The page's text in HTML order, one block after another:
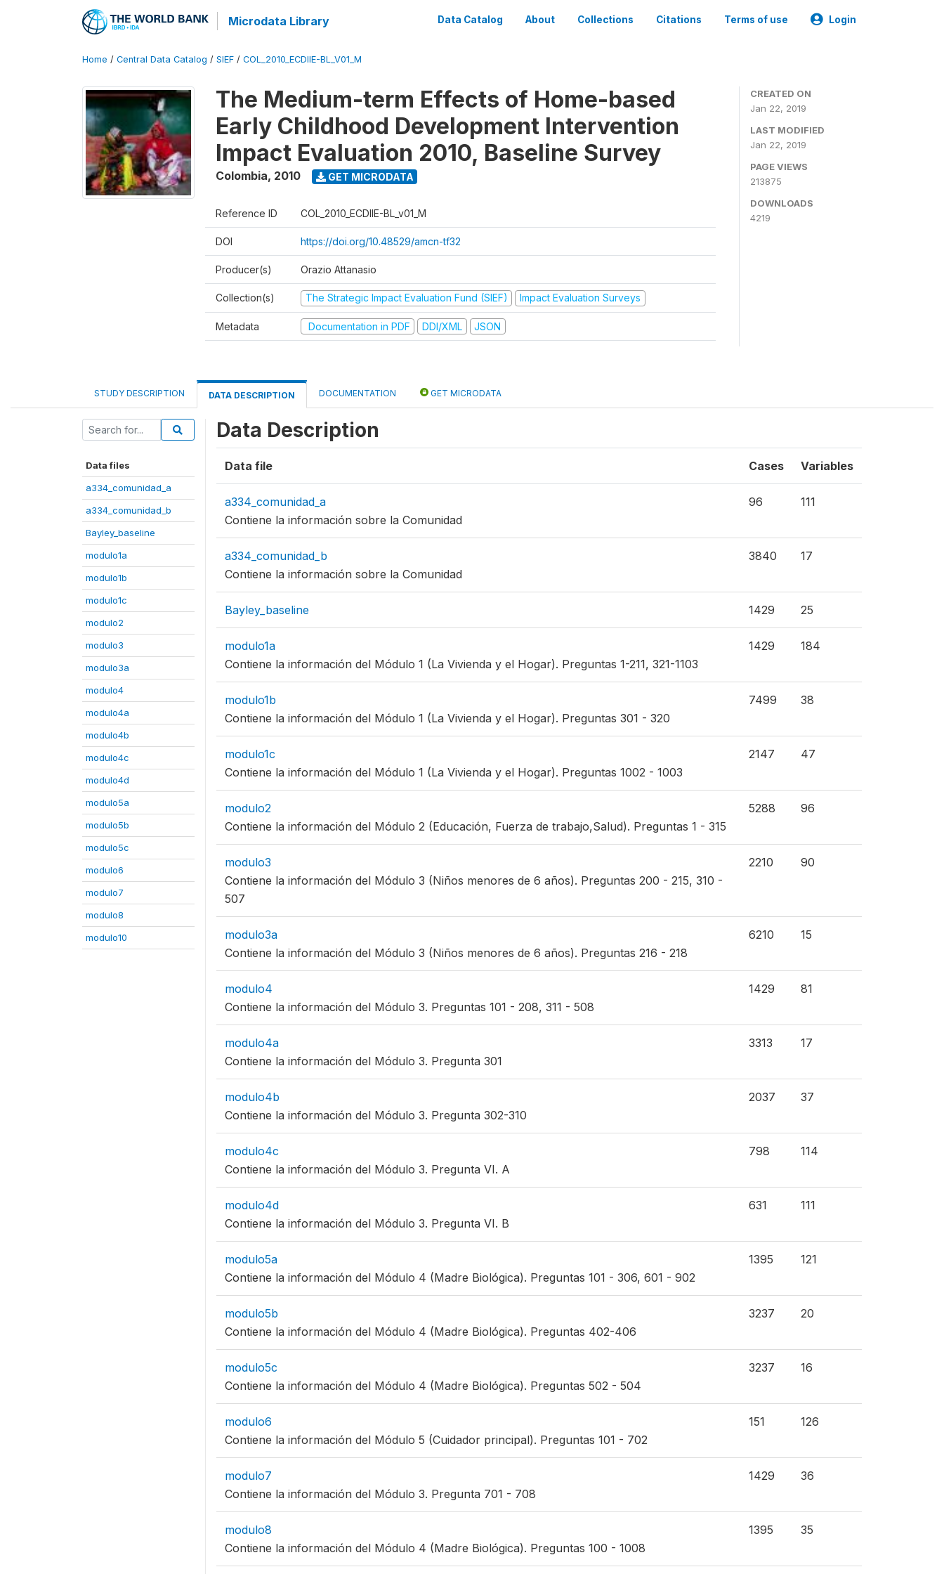
Microdata Library Data Catalog About Collections Citations Terms of use Login
Home / Central Data Catalog / SIEF / COL_2010_ECDIIE-BL_V01_M
The Medium-term Effects of Home-based
Early Childhood Development Intervention
Impact Evaluation 2010, Baseline Survey
Colombia, 2010 GET MICRODATA
Reference ID COL_2010_ECDIIE-BL_v01_M
DOI https://doi.org/10.48529/amcn-tf32
Producer(s) Orazio Attanasio
Collection(s) The Strategic Impact Evaluation Fund (SIEF) Impact Evaluation Surveys
Metadata Documentation in PDF DDI/XML JSON
CREATED ON
Jan 22, 2019
LAST MODIFIED
Jan 22, 2019
PAGE VIEWS
213875
DOWNLOADS
4219
STUDY DESCRIPTION DATA DESCRIPTION DOCUMENTATION GET MICRODATA
Data files
a334_comunidad_a
a334_comunidad_b
Bayley_baseline
modulo1a
modulo1b
modulo1c
modulo2
modulo3
modulo3a
modulo4
modulo4a
modulo4b
modulo4c
modulo4d
modulo5a
modulo5b
modulo5c
modulo6
modulo7
modulo8
modulo10
Data Description
Data file Cases Variables
a334_comunidad_a
Contiene la información sobre la Comunidad
96 111
a334_comunidad_b
Contiene la información sobre la Comunidad
3840 17
Bayley_baseline 1429 25
modulo1a
Contiene la información del Módulo 1 (La Vivienda y el Hogar). Preguntas 1-211, 321-1103
1429 184
modulo1b
Contiene la información del Módulo 1 (La Vivienda y el Hogar). Preguntas 301 - 320
7499 38
modulo1c
Contiene la información del Módulo 1 (La Vivienda y el Hogar). Preguntas 1002 - 1003
2147 47
modulo2
Contiene la información del Módulo 2 (Educación, Fuerza de trabajo,Salud). Preguntas 1 - 315
5288 96
modulo3
Contiene la información del Módulo 3 (Niños menores de 6 años). Preguntas 200 - 215, 310 -
507
2210 90
modulo3a
Contiene la información del Módulo 3 (Niños menores de 6 años). Preguntas 216 - 218
6210 15
modulo4
Contiene la información del Módulo 3. Preguntas 101 - 208, 311 - 508
1429 81
modulo4a
Contiene la información del Módulo 3. Pregunta 301
3313 17
modulo4b
Contiene la información del Módulo 3. Pregunta 302-310
2037 37
modulo4c
Contiene la información del Módulo 3. Pregunta VI. A
798 114
modulo4d
Contiene la información del Módulo 3. Pregunta VI. B
631 111
modulo5a
Contiene la información del Módulo 4 (Madre Biológica). Preguntas 101 - 306, 601 - 902
1395 121
modulo5b
Contiene la información del Módulo 4 (Madre Biológica). Preguntas 402-406
3237 20
modulo5c
Contiene la información del Módulo 4 (Madre Biológica). Preguntas 502 - 504
3237 16
modulo6
Contiene la información del Módulo 5 (Cuidador principal). Preguntas 101 - 702
151 126
modulo7
Contiene la información del Módulo 3. Pregunta 701 - 708
1429 36
modulo8
Contiene la información del Módulo 4 (Madre Biológica). Preguntas 100 - 1008
1395 35